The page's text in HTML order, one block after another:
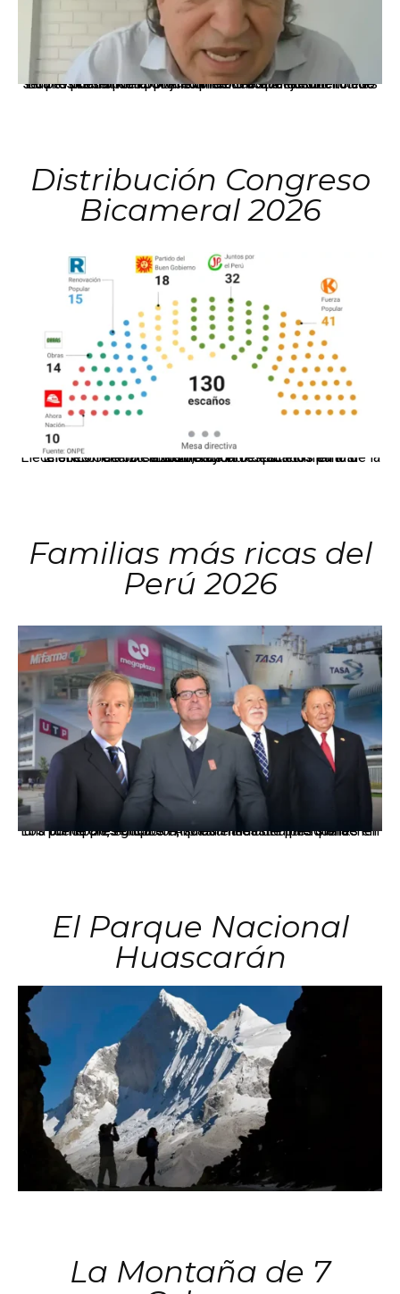
La presidenta Keiko Fujimori informó que la solicitud de indulto presentada por el expresidente Alejandro Toledo será evaluada por la Comisión de Gracias Presidenciales conforme al procedimiento establecido.
Distribución Congreso
Bicameral 2026
El JNE oficializó la distribución de escaños para la elección de 60 senadores y 130 diputados en las Elecciones Generales 2026, tras el restablecimiento de la Bicameralidad.
Familias más ricas del
Perú 2026
Los principales grupos empresariales del país mantienen una fuerte presencia en Áncash mediante inversiones en comercio, educación, salud e industria pesquera.
El Parque Nacional
Huascarán
La Montaña de 7